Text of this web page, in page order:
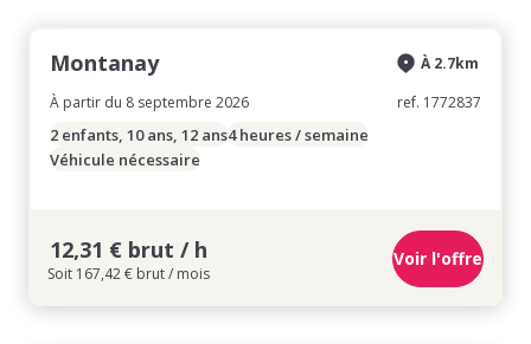
Montanay
À partir du 8 septembre 2026
À 2.7km
ref. 1772837
2 enfants, 10 ans, 12 ans4 heures / semaine
Véhicule nécessaire
12,31 € brut / h
Soit 167,42 € brut / mois
Voir l'offre